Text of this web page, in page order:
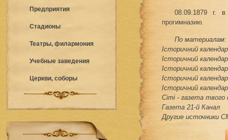
Предприятия
Стадионы
Театры, филармония
Учебные заведения
Церкви, соборы
08.09.1879 г. в
прогимназию.
По материалам:
Історичний
Історичний
Історичний
Історичний
Історичний
Сіті - газета твого
Газета 21-й Канал
Другие источники